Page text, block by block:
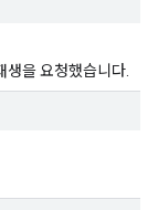
생을 요청했습니다.